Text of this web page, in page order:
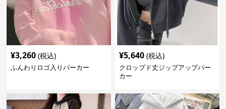
¥3,260 (税込)
ふんわりロゴ入りパーカー
¥5,640 (税込)
クロップド丈ジップアップパー
カー